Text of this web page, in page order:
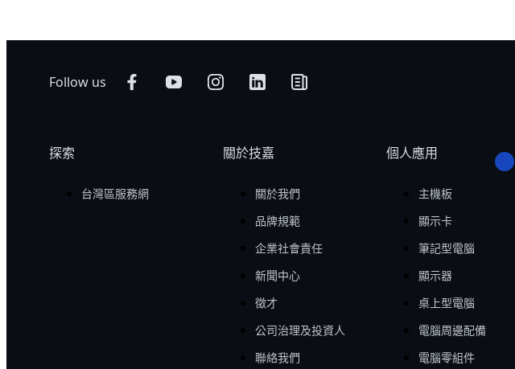
Follow us
探索
台灣區服務網
關於技嘉
關於我們
品牌規範
企業社會責任
新聞中心
徵才
公司治理及投資人
聯絡我們
個人應用
主機板
顯示卡
筆記型電腦
顯示器
桌上型電腦
電腦周邊配備
電腦零組件